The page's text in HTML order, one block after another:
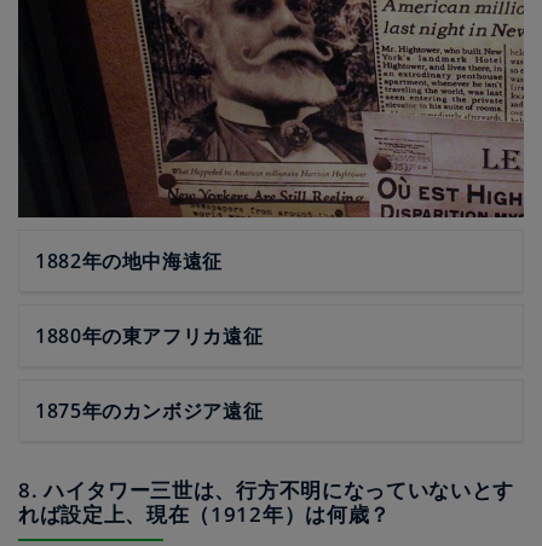
1882年の地中海遠征
1880年の東アフリカ遠征
1875年のカンボジア遠征
8. ハイタワー三世は、行方不明になっていないとす
れば設定上、現在（1912年）は何歳？